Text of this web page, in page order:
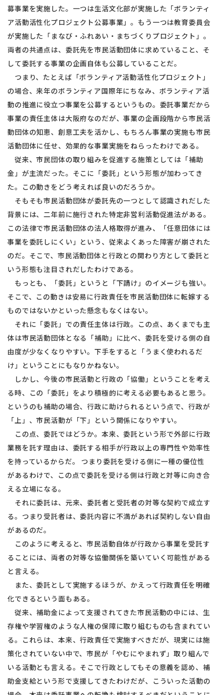
募事業を実施した。一つは生活文化部が実施した「ボランティ
ア活動活性化プロジェクト公募事業」。もう一つは教育委員会
が実施した「まなび・ふれあい・まちづくりプロジェクト」。
両者の共通点は、委託先を市民活動団体に求めていること、そ
して委託する事業の企画自体も公募していることだ。
つまり、たとえば「ボランティア活動活性化プロジェクト」
の場合、来年のボランティア国際年にちなみ、ボランティア活
動の推進に役立つ事業を公募するというもの。委託事業だから
事業の責任主体は大阪府なのだが、事業の企画段階から市民活
動団体の知恵、創意工夫を活かし、もちろん事業の実施も市民
活動団体に任せ、効果的な事業実施をねらったわけである。
従来、市民団体の取り組みを促進する施策としては「補助
金」が主流だった。そこに「委託」という形態が加わってき
た。この動きをどう考えれば良いのだろうか。
そもそも市民活動団体が委託先の一つとして認識されだした
背景には、二年前に施行された特定非営利活動促進法がある。
この法律で市民活動団体の法人格取得が進み、「任意団体には
事業を委託しにくい」という、従来よくあった障害が崩された
のだ。そこで、市民活動団体と行政との関わり方として委託と
いう形態も注目されだしたわけである。
もっとも、「委託」というと「下請け」のイメージも強い。
そこで、この動きは安易に行政責任を市民活動団体に転嫁する
ものではないかといった懸念もなくはない。
それに「委託」での責任主体は行政。この点、あくまでも主
体は市民活動団体となる「補助」に比べ、委託を受ける側の自
由度が少なくなりやすい。下手をすると「うまく使われるだ
け」ということにもなりかねない。
しかし、今後の市民活動と行政の「協働」ということを考え
る時、この「委託」をより積極的に考える必要もあると思う。
というのも補助の場合、行政に助けられるという点で、行政が
「上」、市民活動が「下」という関係になりやすい。
この点、委託ではどうか。本来、委託という形で外部に行政
業務を託す理由は、委託する相手が行政以上の専門性や効率性
を持っているからだ。 つまり委託を受ける側に一種の優位性
があるわけで、この点で委託を受ける側は行政と対等に向き合
える立場になる。
それに委託は、元来、委託者と受託者の対等な契約で成立す
る。つまり受託者は、委託内容に不満があれば契約しない自由
があるのだ。
このように考えると、市民活動自体が行政から事業を受託す
ることには、両者の対等な協働関係を築いていく可能性がある
と言える。
また、委託として実施するほうが、かえって行政責任を明確
化できるという面もある。
従来、補助金によって支援されてきた市民活動の中には、生
存権や学習権のような人権の保障に取り組むものも含まれてい
る。これらは、本来、行政責任で実施すべきだが、現実には施
策化されていない中で、市民が「やむにやまれず」取り組んで
いる活動とも言える。そこで行政としてもその意義を認め、補
助金支給という形で支援してきたわけだが、こういった活動の